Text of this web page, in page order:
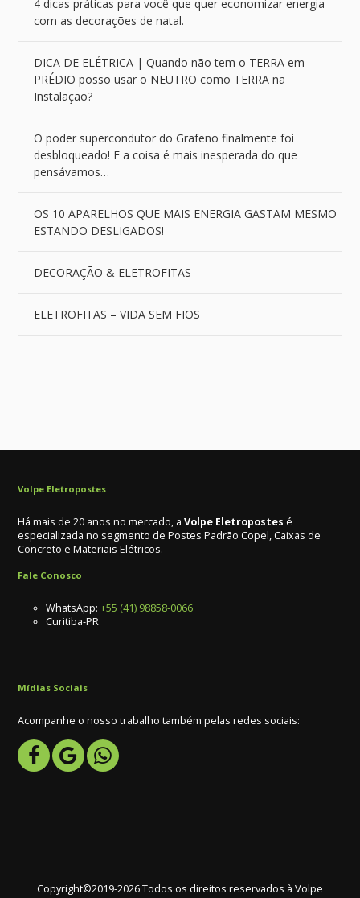
4 dicas práticas para você que quer economizar energia
com as decorações de natal.
DICA DE ELÉTRICA | Quando não tem o TERRA em
PRÉDIO posso usar o NEUTRO como TERRA na
Instalação?
O poder supercondutor do Grafeno finalmente foi
desbloqueado! E a coisa é mais inesperada do que
pensávamos…
OS 10 APARELHOS QUE MAIS ENERGIA GASTAM MESMO
ESTANDO DESLIGADOS!
DECORAÇÃO & ELETROFITAS
ELETROFITAS – VIDA SEM FIOS
Volpe Eletropostes
Há mais de 20 anos no mercado, aVolpe Eletropostes é
especializada no segmento de Postes Padrão Copel, Caixas de
Concreto e Materiais Elétricos.
Fale Conosco
WhatsApp:+55 (41) 98858-0066
Curitiba-PR
Mídias Sociais
Acompanhe o nosso trabalho também pelas redes sociais:
Copyright©2019-2026 Todos os direitos reservados à Volpe